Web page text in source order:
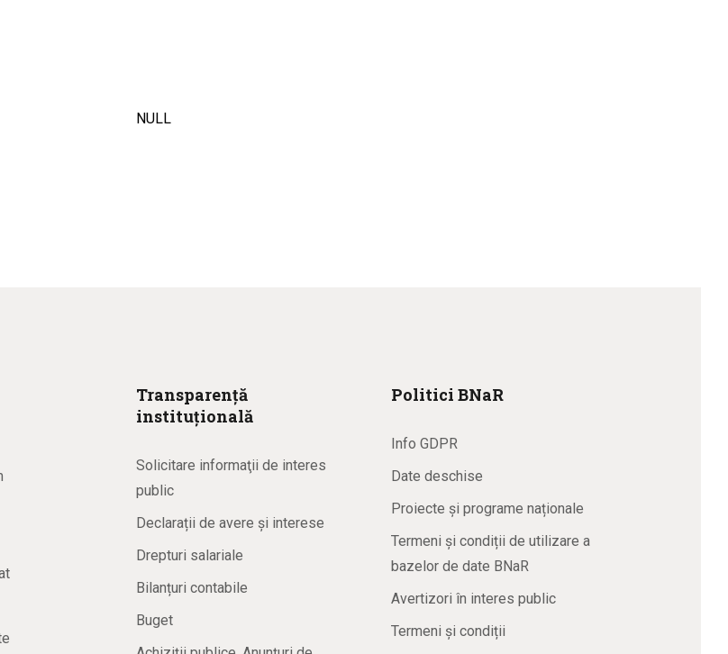
NULL
Transparență
instituțională
Solicitare informaţii de interes
public
Declarații de avere și interese
Drepturi salariale
Bilanțuri contabile
Buget
Politici BNaR
Info GDPR
Date deschise
Proiecte și programe naționale
Termeni și condiții de utilizare a
bazelor de date BNaR
Avertizori în interes public
Termeni și condiții